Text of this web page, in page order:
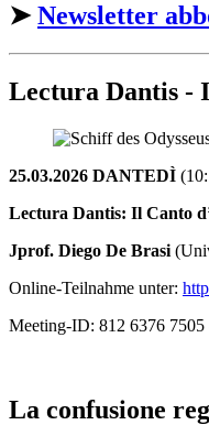
➤Newsletter
Lectura Dantis -
25.03.2026 DANTEDÌ
Lectura Dantis: Il Canto
Jprof. Diego De Brasi
Online-Teilnahme unter:
Meeting-ID: 812 6376 7505
La confusione